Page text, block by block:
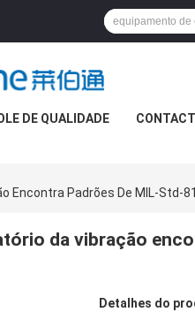
DE QUALIDADE
Encontra Padrões De MIL-Std-
da vibração
Detalhes do